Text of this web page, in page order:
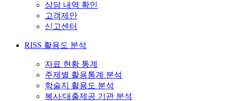
상담 내역 확인
고객제안
신고센터
RISS 활용도 분석
자료 현황 통계
주제별 활용통계 분석
학술지 활용도 분석
복사/대출제공 기관 분석